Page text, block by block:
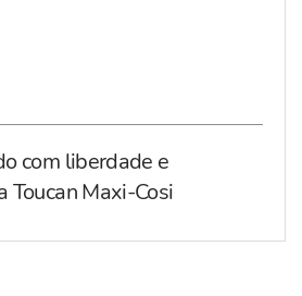
com liberdade e
Toucan Maxi-Cosi